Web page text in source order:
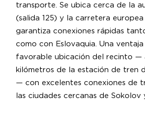
transporte. Se ubica cerca de la
(salida 125) y la carretera
garantiza conexiones rápidas
como con Eslovaquia. Una
favorable ubicación del recinto —
kilómetros de la estación de tren
— con excelentes conexiones de
las ciudades cercanas de Sokolov